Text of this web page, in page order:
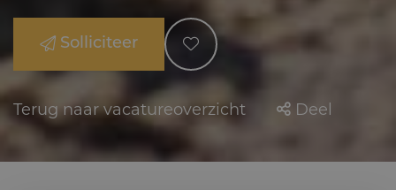
Solliciteer
Terug naar vacatureoverzicht Deel